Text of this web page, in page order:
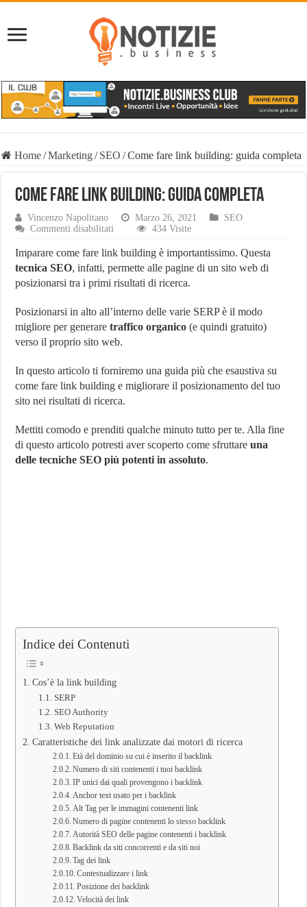
Home/Marketing/ SEO /Come fare link building: guida completa
Come fare link building: guida completa
Vincenzo Napolitano Marzo 26, 2021
SEO
Commenti disabilitati
fare
building:
guida
434 Visite
Imparare come fare link building è importantissimo. Questa
tecnica SEO, infatti, permette alle pagine di un sito web di
posizionarsi tra i primi risultati di ricerca.
Posizionarsi in alto all’interno delle varie SERP è il modo
migliore per generaretraffico organico (e quindi gratuito)
verso il proprio sito web.
In questo articolo ti forniremo una guida più che esaustiva su
come fare link building e migliorare il posizionamento del tuo
sito nei risultati di ricerca.
Mettiti comodo e prenditi qualche minuto tutto per te. Alla fine
di questo articolo potresti aver scoperto come sfruttareuna
delle tecniche SEO più potenti in assoluto.
Indice dei Contenuti
Cos’è la link building
SERP
SEO Authority
Web Reputation
Caratteristiche dei link analizzate dai motori di ricerca
Età del dominio su cui è inserito il backlink
Numero di siti contenenti i tuoi backlink
IP unici dai quali provengono i backlink
Anchor text usato per i backlink
Alt Tag per le immagini contenenti link
Numero di pagine contenenti lo stesso backlink
Autorità SEO delle pagine contenenti i backlink
Backlink da siti concorrenti e da siti noi
Tag dei link
Contestualizzare i link
Posizione dei backlink
Velocità dei link